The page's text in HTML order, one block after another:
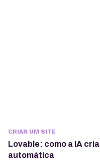
CRIAR UM SITE
Lovable: como a IA
automática